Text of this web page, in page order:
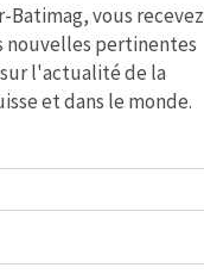
Batimag, vous recevez
nouvelles pertinentes
l'actualité de la
et dans le monde.